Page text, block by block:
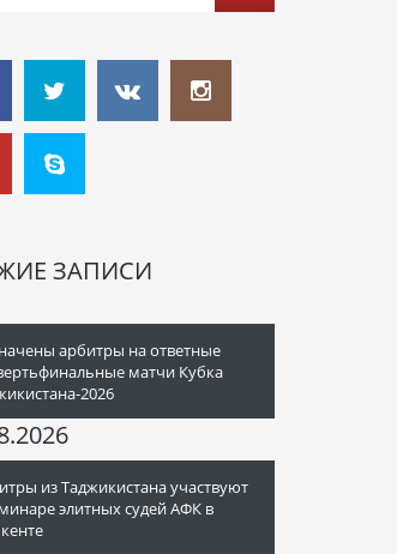
ЗАПИСИ
арбитры на ответные
матчи Кубка
2026
из Таджикистана участвуют
элитных судей АФК в